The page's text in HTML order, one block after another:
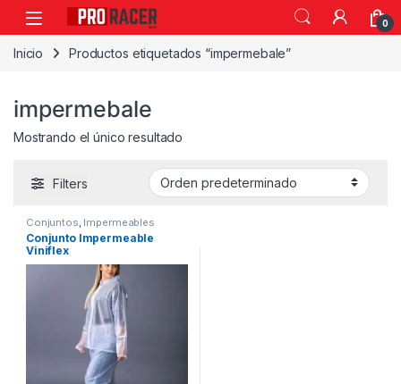
0
Inicio Productos etiquetados “impermebale”
impermebale
Mostrando el único resultado
Filters
Conjuntos Impermeables
Conjunto Impermeable
Viniflex